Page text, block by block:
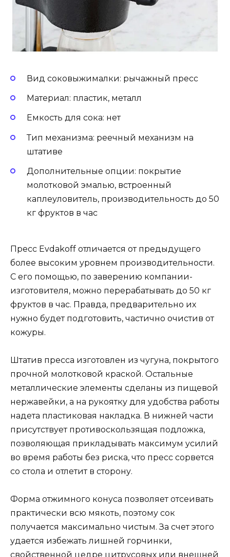
Вид соковыжималки: рычажный пресс
Материал: пластик, металл
Емкость для сока: нет
Тип механизма: реечный механизм на
штативе
Дополнительные опции: покрытие
молотковой эмалью, встроенный
каплеуловитель, производительность до 50
кг фруктов в час
Пресс Evdakoff отличается от предыдущего
более высоким уровнем производительности.
С его помощью, по заверению компании-
изготовителя, можно перерабатывать до 50 кг
фруктов в час. Правда, предварительно их
нужно будет подготовить, частично очистив от
кожуры.
Штатив пресса изготовлен из чугуна, покрытого
прочной молотковой краской. Остальные
металлические элементы сделаны из пищевой
нержавейки, а на рукоятку для удобства работы
надета пластиковая накладка. В нижней части
присутствует противоскользящая подложка,
позволяющая прикладывать максимум усилий
во время работы без риска, что пресс сорвется
со стола и отлетит в сторону.
Форма отжимного конуса позволяет отсеивать
практически всю мякоть, поэтому сок
получается максимально чистым. За счет этого
удается избежать лишней горчинки,
свойственной цедре цитрусовых или внешней